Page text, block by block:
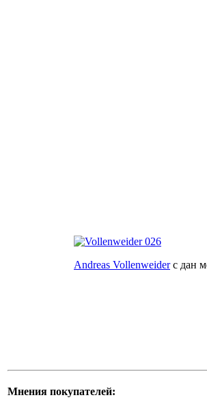
Andreas Vollenweiderс дан
Мнения покупателей: